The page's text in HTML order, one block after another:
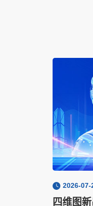
2026-07-
四维图